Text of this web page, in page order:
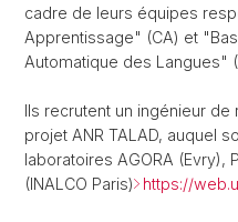
cadre de leurs équipes
Apprentissage" (CA) et
Automatique des Langues"
Ils recrutent un ingénieur
projet ANR TALAD, auquel
laboratoires AGORA (Evry),
(INALCO Paris)
https://